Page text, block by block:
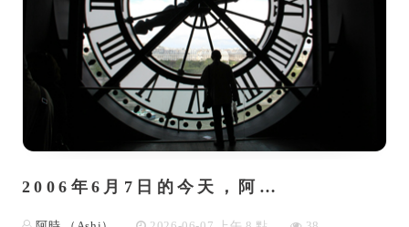
2006年6月7日的今天，阿…